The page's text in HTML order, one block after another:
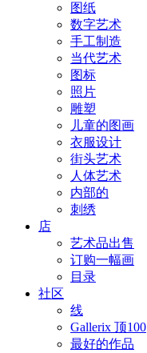
图纸
数字艺术
手工制造
当代艺术
图标
照片
雕塑
儿童的图画
衣服设计
街头艺术
人体艺术
内部的
刺绣
店
艺术品出售
订购一幅画
目录
社区
线
Gallerix 顶100
最好的作品